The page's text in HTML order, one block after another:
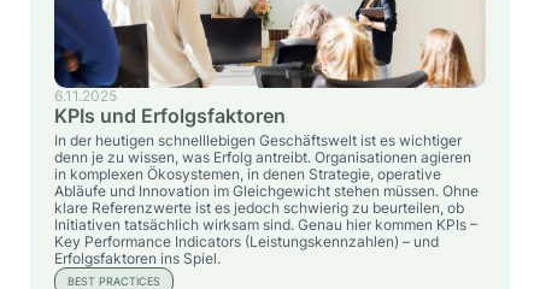
6.11.2025
KPIs und Erfolgsfaktoren
In der heutigen schnelllebigen Geschäftswelt ist es wichtiger
denn je zu wissen, was Erfolg antreibt. Organisationen agieren
in komplexen Ökosystemen, in denen Strategie, operative
Abläufe und Innovation im Gleichgewicht stehen müssen. Ohne
klare Referenzwerte ist es jedoch schwierig zu beurteilen, ob
Initiativen tatsächlich wirksam sind. Genau hier kommen KPIs –
Key Performance Indicators (Leistungskennzahlen) – und
Erfolgsfaktoren ins Spiel.
BEST PRACTICES